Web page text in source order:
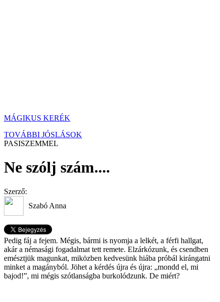
MÁGIKUS KERÉK
TOVÁBBI JÓSLÁSOK
PASISZEMMEL
Ne szólj szám....
Szerző:
Szabó Anna
Pedig fáj a fejem. Mégis, bármi is nyomja a lelkét, a férfi hallgat,
akár a némasági fogadalmat tett remete. Elzárkózunk, és csendben
emésztjük magunkat, miközben kedvesünk hiába próbál kirángatni
minket a magányból. Jöhet a kérdés újra és újra: „mondd el, mi
bajod!”, mi mégis szótlanságba burkolódzunk. De miért?